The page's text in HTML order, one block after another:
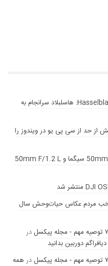
بررسی Hasselblad X2D II 100C: هاسلبلاد سرانجام به
از حد از سی پی یو در ویندوز را
مقایسه لنز‌های 50mm F/1.4 Art سیگما و 50mm F/1.2 L
مردم عکاس حیات‌وحش سال
در
دوربین بدانید
در همه